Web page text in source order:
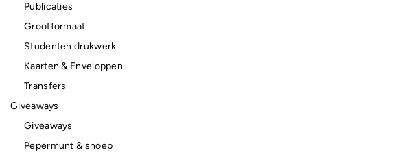
Publicaties
Grootformaat
Studenten drukwerk
Kaarten & Enveloppen
Transfers
Giveaways
Giveaways
Pepermunt & snoep